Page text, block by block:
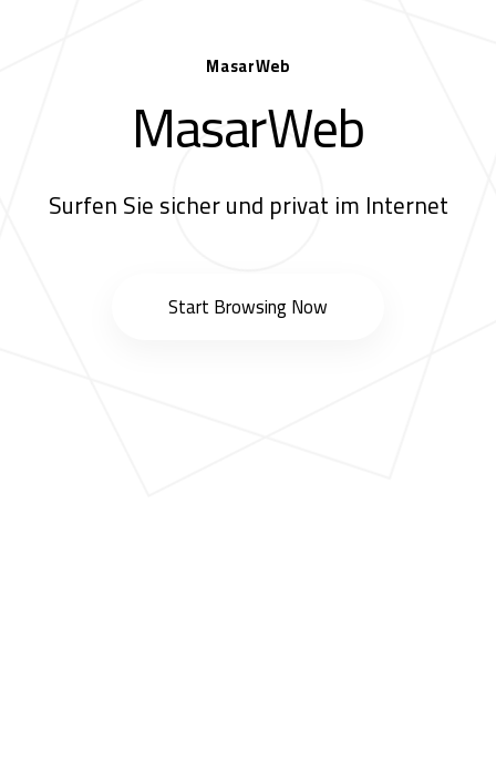
MasarWeb
MasarWeb
Surfen Sie sicher und privat im Internet
Start Browsing Now